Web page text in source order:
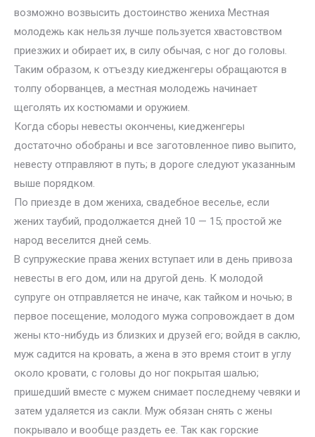
возможно возвысить достоинство жениха Местная
молодежь как нельзя лучше пользуется хвастовством
приезжих и обирает их, в силу обычая, с ног до головы.
Таким образом, к отъезду киедженгеры обращаются в
толпу оборванцев, а местная молодежь начинает
щеголять их костюмами и оружием.
Когда сборы невесты окончены, киедженгеры
достаточно обобраны и все заготовленное пиво выпито,
невесту отправляют в путь; в дороге следуют указанным
выше порядком.
По приезде в дом жениха, свадебное веселье, если
жених таубий, продолжается дней 10 — 15; простой же
народ веселится дней семь.
В супружеские права жених вступает или в день привоза
невесты в его дом, или на другой день. К молодой
супруге он отправляется не иначе, как тайком и ночью; в
первое посещение, молодого мужа сопровождает в дом
жены кто-нибудь из близких и друзей его; войдя в саклю,
муж садится на кровать, а жена в это время стоит в углу
около кровати, с головы до ног покрытая шалью;
пришедший вместе с мужем снимает последнему чевяки и
затем удаляется из сакли. Муж обязан снять с жены
покрывало и вообще раздеть ее. Так как горские